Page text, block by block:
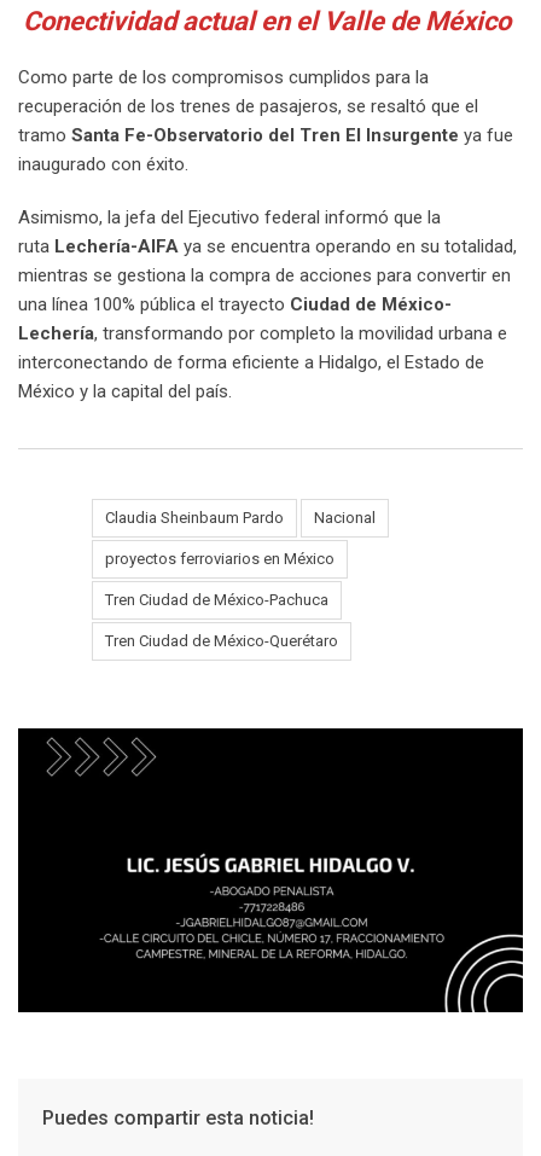
Conectividad actual en el Valle de México
Como parte de los compromisos cumplidos para la
recuperación de los trenes de pasajeros, se resaltó que el
tramo Santa Fe-Observatorio del Tren El Insurgente ya fue
inaugurado con éxito.
Asimismo, la jefa del Ejecutivo federal informó que la
ruta Lechería-AIFA ya se encuentra operando en su totalidad,
mientras se gestiona la compra de acciones para convertir en
una línea 100% pública el trayecto Ciudad de México-
Lechería, transformando por completo la movilidad urbana e
interconectando de forma eficiente a Hidalgo, el Estado de
México y la capital del país.
Claudia Sheinbaum Pardo Nacional
proyectos ferroviarios en México
Tren Ciudad de México-Pachuca
Tren Ciudad de México-Querétaro
Puedes compartir esta noticia!